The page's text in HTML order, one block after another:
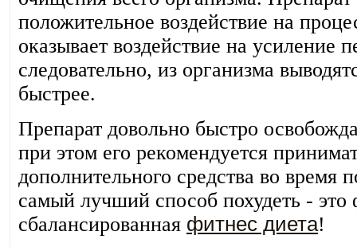
положительное воздействие на
оказывает воздействие на усиление
следовательно, из организма
быстрее.
Препарат довольно быстро
при этом его рекомендуется
дополнительного средства во время
самый лучший способ похудеть - это
сбалансированная фитнес диета!